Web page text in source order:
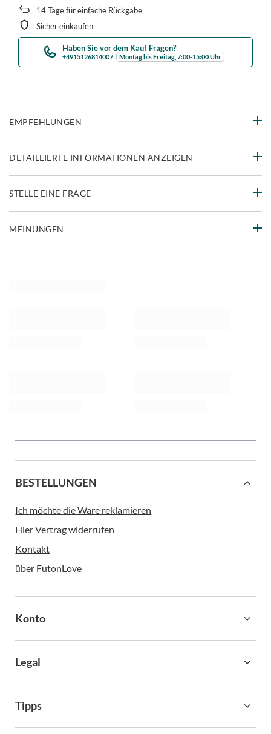
14Tage für einfache Rückgabe
Sicher einkaufen
Haben Sie vor dem Kauf Fragen?
+4915126814007 Montag bis Freitag, 7:00-15:00 Uhr
EMPFEHLUNGEN
DETAILLIERTE INFORMATIONEN ANZEIGEN
STELLE EINE FRAGE
MEINUNGEN
BESTELLUNGEN
Ich möchte die Ware reklamieren
Hier Vertrag widerrufen
Kontakt
über FutonLove
Konto
Legal
Tipps